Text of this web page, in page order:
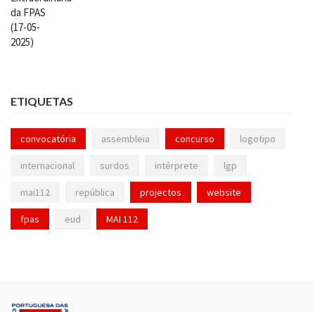
ETIQUETAS
convocatória assembleia concurso logotipo
internacional surdos intérprete lgp
mai112 república projectos website
fpas eud MAI 112